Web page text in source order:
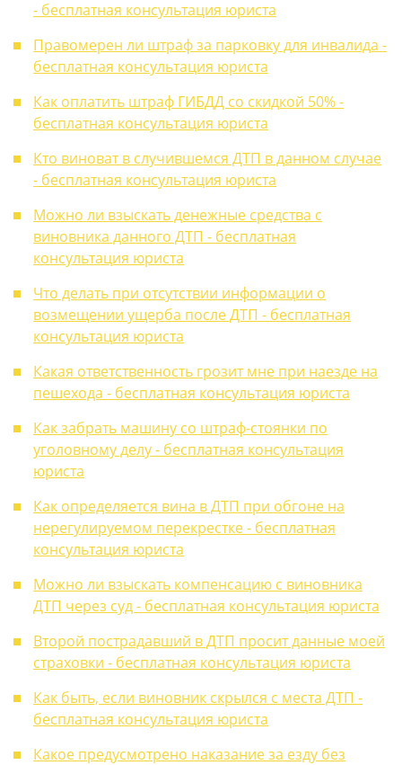
- бесплатная консультация юриста
Правомерен ли штраф за парковку для инвалида -
бесплатная консультация юриста
Как оплатить штраф ГИБДД со скидкой 50% -
бесплатная консультация юриста
Кто виноват в случившемся ДТП в данном случае
- бесплатная консультация юриста
Можно ли взыскать денежные средства с
виновника данного ДТП - бесплатная
консультация юриста
Что делать при отсутствии информации о
возмещении ущерба после ДТП - бесплатная
консультация юриста
Какая ответственность грозит мне при наезде на
пешехода - бесплатная консультация юриста
Как забрать машину со штраф-стоянки по
уголовному делу - бесплатная консультация
юриста
Как определяется вина в ДТП при обгоне на
нерегулируемом перекрестке - бесплатная
консультация юриста
Можно ли взыскать компенсацию с виновника
ДТП через суд - бесплатная консультация юриста
Второй пострадавший в ДТП просит данные моей
страховки - бесплатная консультация юриста
Как быть, если виновник скрылся с места ДТП -
бесплатная консультация юриста
Какое предусмотрено наказание за езду без